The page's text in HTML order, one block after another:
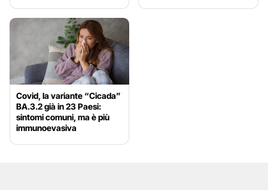
Covid, la variante “Cicada”
BA.3.2 già in 23 Paesi:
sintomi comuni, ma è più
immunoevasiva